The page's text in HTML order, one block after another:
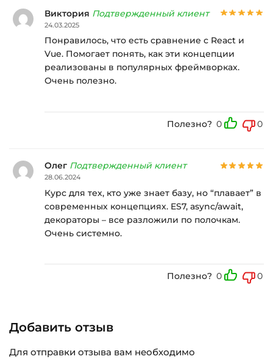
Виктория Подтвержденный клиент
24.03.2025
Понравилось, что есть сравнение с React и
Vue. Помогает понять, как эти концепции
реализованы в популярных фреймворках.
Очень полезно.
Полезно? 0 0
Олег Подтвержденный клиент
28.06.2024
Курс для тех, кто уже знает базу, но “плавает” в
современных концепциях. ES7, async/await,
декораторы – все разложили по полочкам.
Очень системно.
Полезно? 0 0
Добавить отзыв
Для отправки отзыва вам необходимо